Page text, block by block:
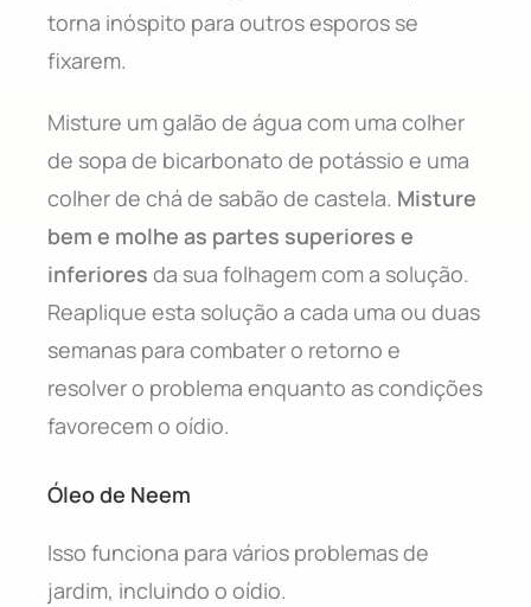
torna inóspito para outros esporos se
fixarem.
Misture um galão de água com uma colher
de sopa de bicarbonato de potássio e uma
colher de chá de sabão de castela. Misture
bem e molhe as partes superiores e
inferiores da sua folhagem com a solução.
Reaplique esta solução a cada uma ou duas
semanas para combater o retorno e
resolver o problema enquanto as condições
favorecem o oídio.
Óleo de Neem
Isso funciona para vários problemas de
jardim, incluindo o oídio.